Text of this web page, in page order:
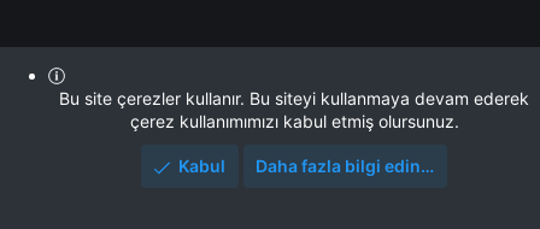
Bu site çerezler kullanır. Bu siteyi kullanmaya devam ederek
çerez kullanımımızı kabul etmiş olursunuz.
Kabul Daha fazla bilgi edin…